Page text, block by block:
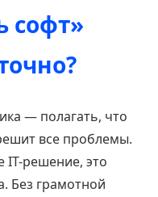
софт»
— полагать, что
все проблемы.
IT-решение, это
Без грамотной